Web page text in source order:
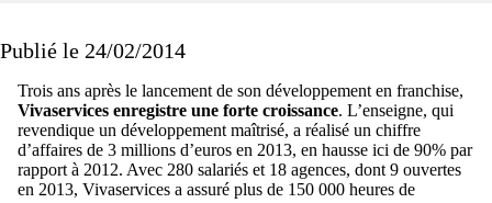
Publié le 24/02/2014
Trois ans après le lancement de son développement en franchise,
Vivaservices enregistre une forte croissance. L’enseigne, qui
revendique un développement maîtrisé, a réalisé un chiffre
d’affaires de 3 millions d’euros en 2013, en hausse ici de 90% par
rapport à 2012. Avec 280 salariés et 18 agences, dont 9 ouvertes
en 2013, Vivaservices a assuré plus de 150 000 heures de